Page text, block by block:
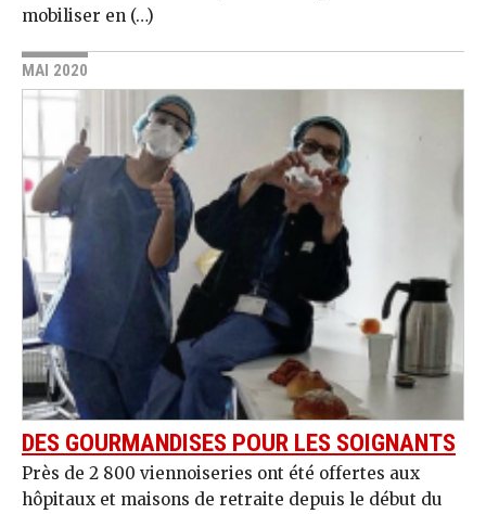
mobiliser en (…)
MAI 2020
DES GOURMANDISES POUR LES SOIGNANTS
Près de 2 800 viennoiseries ont été offertes aux
hôpitaux et maisons de retraite depuis le début du